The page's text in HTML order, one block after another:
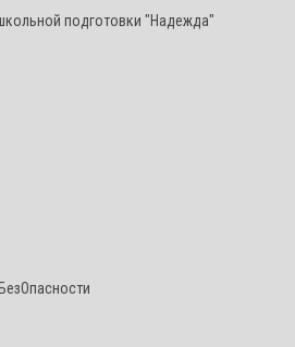
подготовки "Надежда"